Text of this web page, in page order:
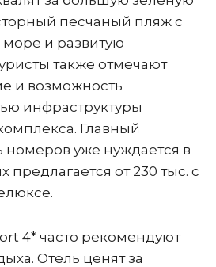
песчаный пляж с
и развитую
также отмечают
и возможность
инфраструктуры
Главный
номеров уже нуждается в
от 230 тыс. с
4* часто рекомендуют
Отель ценят за